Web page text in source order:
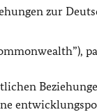
zur
),